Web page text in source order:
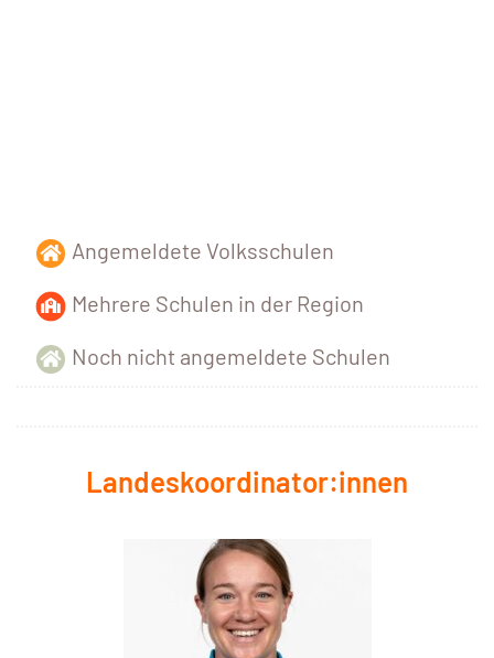
Angemeldete Volksschulen
Mehrere Schulen in der Region
Noch nicht angemeldete Schulen
Landeskoordinator:innen